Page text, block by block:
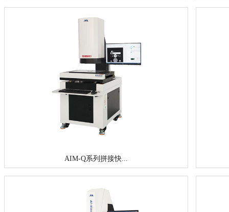
AIM-Q系列拼接快...